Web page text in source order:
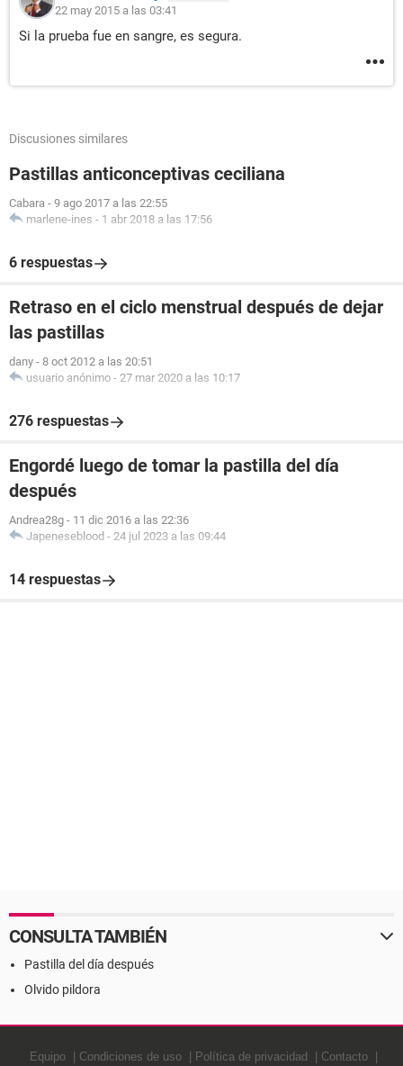
22 may 2015 a las 03:41
Si la prueba fue en sangre, es segura.
Discusiones similares
Pastillas anticonceptivas ceciliana
Cabara - 9 ago 2017 a las 22:55
marlene-ines - 1 abr 2018 a las 17:56
6 respuestas
Retraso en el ciclo menstrual después de dejar
las pastillas
dany - 8 oct 2012 a las 20:51
usuario anónimo - 27 mar 2020 a las 10:17
276 respuestas
Engordé luego de tomar la pastilla del día
después
Andrea28g - 11 dic 2016 a las 22:36
Japeneseblood - 24 jul 2023 a las 09:44
14 respuestas
CONSULTA TAMBIÉN
Pastilla del día después
Olvido pildora
Equipo Condiciones de uso Política de privacidad Contacto